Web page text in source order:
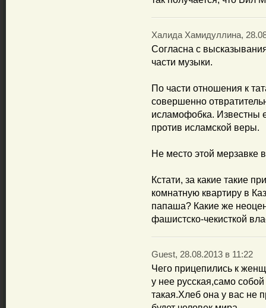
Халида Хамидуллина,
Согласна с
части музыки.
По части отношения к
совершенно
исламофобка. Известны
против исламской веры.
Не место этой мерзавке
Кстати, за какие такие
комнатную квартиру в
папаша? Какие же
фашистско-чекисткой
Guest, 28.08.2013 в 11:22
Чего прицепились к
у нее русская,само
такая.Хлеб она у вас не